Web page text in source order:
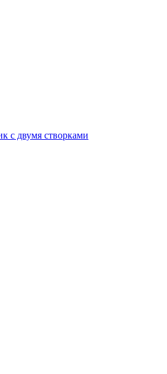
с двумя створками